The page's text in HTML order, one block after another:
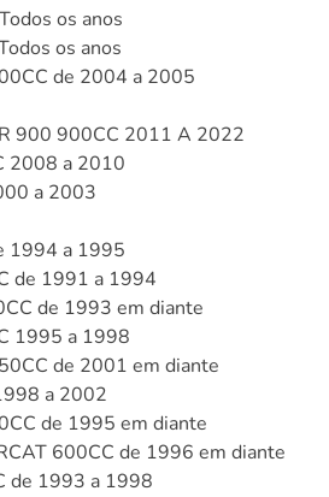
os anos
os anos
de 2004 a 2005
900 900CC 2011 A 2022
2008 a 2010
a 2003
1994 a 1995
de 1991 a 1994
de 1993 em diante
1995 a 1998
de 2001 em diante
a 2002
de 1995 em diante
600CC de 1996 em diante
de 1993 a 1998